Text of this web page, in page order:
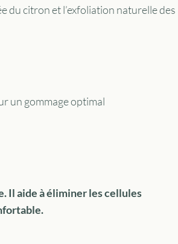
du citron et l’exfoliation naturelle des
un gommage optimal
Il aide à éliminer les cellules